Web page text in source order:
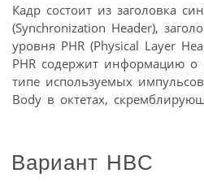
Кадр состоит из заголовка
(Synchronization Header),
уровня PHR (Physical Layer
PHR содержит информацию о
типе используемых
Body в октетах,
Вариант HBC